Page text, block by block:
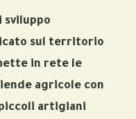
sul territorio
in rete le
agricole con
artigiani